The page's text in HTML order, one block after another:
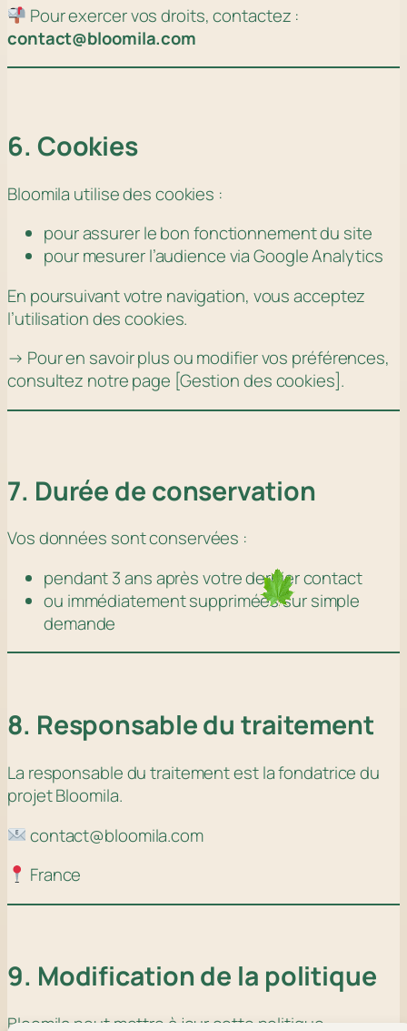
Pour exercer vos droits, contactez :
contact@bloomila.com
6. Cookies
Bloomila utilise des cookies :
pour assurer le bon fonctionnement du site
pour mesurer l’audience via Google Analytics
En poursuivant votre navigation, vous acceptez
l’utilisation des cookies.
→ Pour en savoir plus ou modifier vos préférences,
consultez notre page [Gestion des cookies].
7. Durée de conservation
Vos données sont conservées :
pendant 3 ans après votre dernier contact
ou immédiatement supprimées sur simple
demande
8. Responsable du traitement
La responsable du traitement est la fondatrice du
projet Bloomila.
contact@bloomila.com
France
9. Modification de la politique
Bloomila peut mettre à jour cette politique.